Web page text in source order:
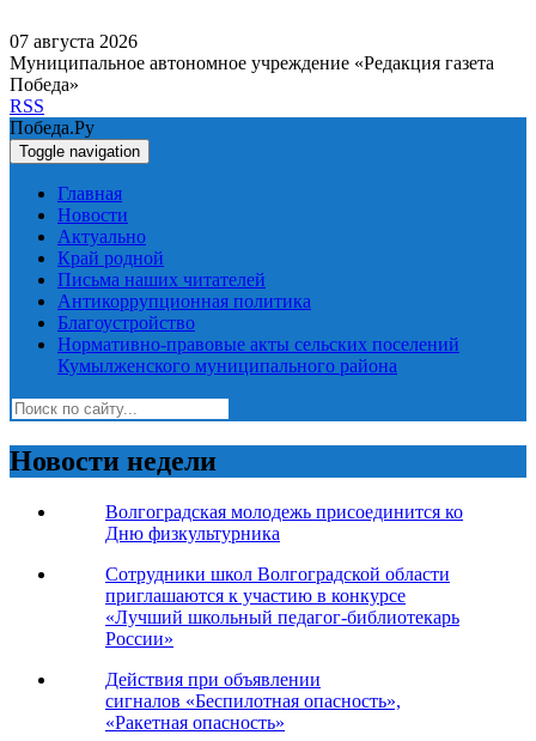
07 августа 2026
Муниципальное автономное учреждение «Редакция газета
Победа»
RSS
Победа.Ру
Toggle navigation
Главная
Новости
Актуально
Край родной
Письма наших читателей
Антикоррупционная политика
Благоустройство
Нормативно-правовые акты сельских поселений
Кумылженского муниципального района
Новости недели
Волгоградская молодежь присоединится ко
Дню физкультурника
Сотрудники школ Волгоградской области
приглашаются к участию в конкурсе
«Лучший школьный педагог-библиотекарь
России»
Действия при объявлении
сигналов «Беспилотная опасность»,
«Ракетная опасность»